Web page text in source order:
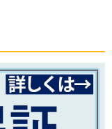
canvas
ca